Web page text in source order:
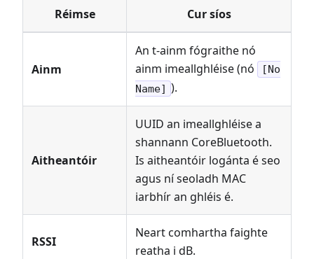
Réimse Cur síos
Ainm
An t-ainm fógraithe nó
ainm imeallghléise (nó
[No
Name] ).
Aitheantóir
UUID an imeallghléise a
shannann CoreBluetooth.
Is aitheantóir logánta é seo
agus ní seoladh MAC
iarbhír an ghléis é.
RSSI
Neart comhartha faighte
reatha i dB.